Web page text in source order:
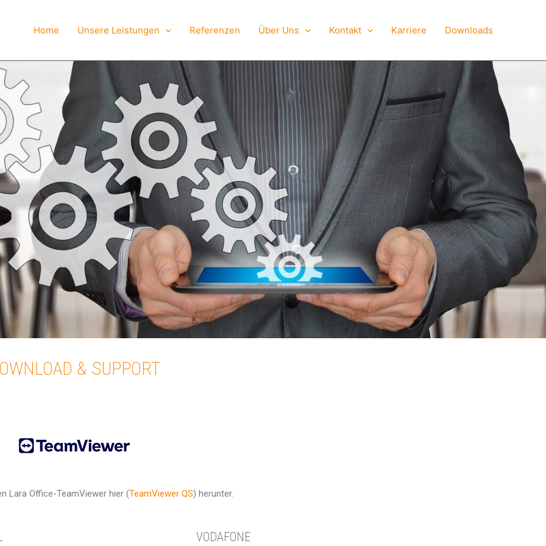
Home Unsere Leistungen Referenzen Über Uns Kontakt Karriere Downloads
& SUPPORT
Lara Office-TeamViewer hier (TeamViewer QS) herunter.
VODAFONE